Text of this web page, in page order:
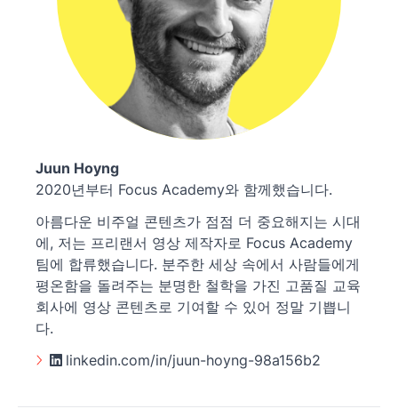
Juun Hoyng
2020년부터 Focus Academy와 함께했습니다.
아름다운 비주얼 콘텐츠가 점점 더 중요해지는 시대
에, 저는 프리랜서 영상 제작자로 Focus Academy
팀에 합류했습니다. 분주한 세상 속에서 사람들에게
평온함을 돌려주는 분명한 철학을 가진 고품질 교육
회사에 영상 콘텐츠로 기여할 수 있어 정말 기쁩니
다.
linkedin.com/in/juun-hoyng-98a156b2